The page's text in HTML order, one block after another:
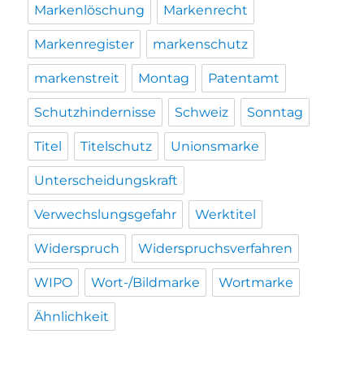
Markenlöschung Markenrecht
Markenregister markenschutz
markenstreit Montag Patentamt
Schutzhindernisse Schweiz Sonntag
Titel Titelschutz Unionsmarke
Unterscheidungskraft
Verwechslungsgefahr Werktitel
Widerspruch Widerspruchsverfahren
WIPO Wort-/Bildmarke Wortmarke
Ähnlichkeit